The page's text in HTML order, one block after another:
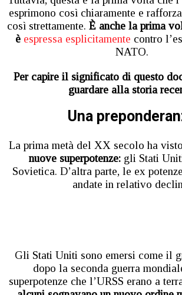
esprimono così chiaramente e
così strettamente. È anche la prima
è espressa esplicitamente contro
NATO.
Per capire il significato di questo
guardare alla storia
Una
La prima metà del XX secolo ha visto
nuove superpotenze: gli Stati
Sovietica. D’altra parte, le ex
andate in relativo
Gli Stati Uniti sono emersi come il
dopo la seconda guerra
superpotenze che l’URSS erano a